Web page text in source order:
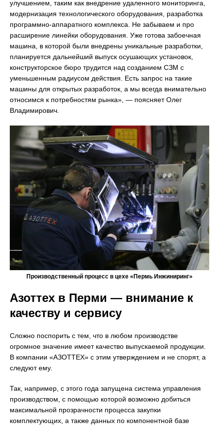
улучшением, таким как внедрение удаленного мониторинга,
модернизация технологического оборудования, разработка
программно-аппаратного комплекса. Не забываем и про
расширение линейки оборудования. Уже готова забоечная
машина, в которой были внедрены уникальные разработки,
планируется дальнейший выпуск осушающих установок,
конструкторское бюро трудится над созданием СЗМ с
уменьшенным радиусом действия. Есть запрос на такие
машины для открытых разработок, а мы всегда внимательно
относимся к потребностям рынка», — поясняет Олег
Владимирович.
Производственный процесс в цехе «Пермь Инжиниринг»
Азоттех в Перми — внимание к
качеству и сервису
Сложно поспорить с тем, что в любом производстве
огромное значение имеет качество выпускаемой продукции.
В компании «АЗОТТЕХ» с этим утверждением и не спорят, а
следуют ему.
Так, например, с этого года запущена система управления
производством, с помощью которой возможно добиться
максимальной прозрачности процесса закупки
комплектующих, а также данных по компонентной базе